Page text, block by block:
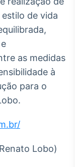
de vida
as medidas
à
para o
Lobo)